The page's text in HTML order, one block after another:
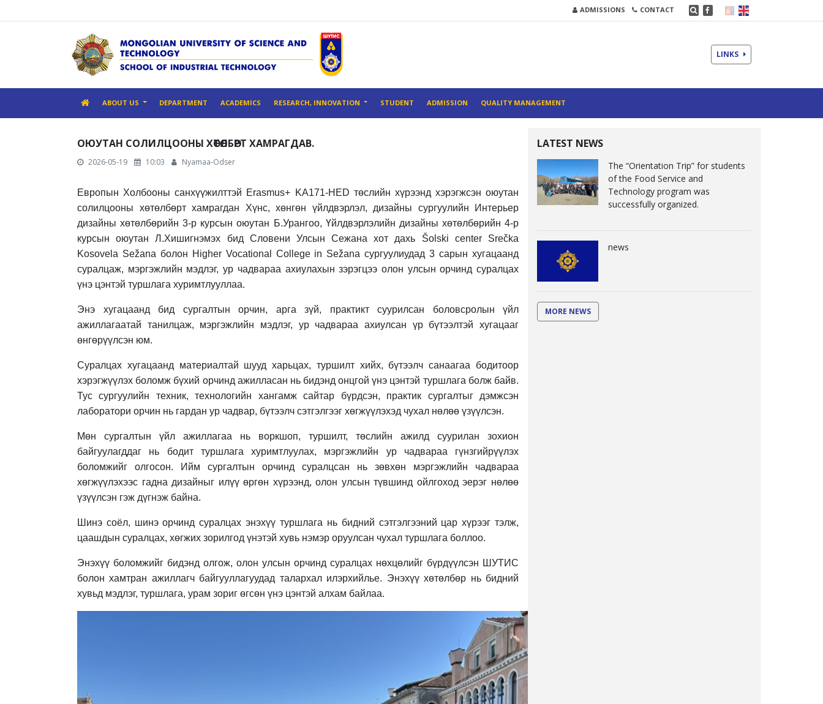
ADMISSIONS CONTACT
LINKS
ABOUT US DEPARTMENT ACADEMICS RESEARCH, INNOVATION STUDENT ADMISSION QUALITY MANAGEMENT
ОЮУТАН СОЛИЛЦООНЫ ХӨТӨЛБӨРТ ХАМРАГДАВ.
2026-05-19 10:03 Nyamaa-Odser
Европын Холбооны санхүүжилттэй Erasmus+ KA171-HED төслийн хүрээнд хэрэгжсэн оюутан
солилцооны хөтөлбөрт хамрагдан Хүнс, хөнгөн үйлдвэрлэл, дизайны сургуулийн Интерьер
дизайны хөтөлбөрийн 3-р курсын оюутан Б.Урангоо, Үйлдвэрлэлийн дизайны хөтөлбөрийн 4-р
курсын оюутан Л.Хишигнэмэх бид Словени Улсын Сежана хот дахь Šolski center Srečka
Kosovela Sežana болон Higher Vocational College in Sežana сургуулиудад 3 сарын хугацаанд
суралцаж, мэргэжлийн мэдлэг, ур чадвараа ахиулахын зэрэгцээ олон улсын орчинд суралцах
үнэ цэнтэй туршлага хуримтлууллаа.
Энэ хугацаанд бид сургалтын орчин, арга зүй, практикт суурилсан боловсролын үйл
ажиллагаатай танилцаж, мэргэжлийн мэдлэг, ур чадвараа ахиулсан үр бүтээлтэй хугацааг
өнгөрүүлсэн юм.
Суралцах хугацаанд материалтай шууд харьцах, туршилт хийх, бүтээлч санаагаа бодитоор
хэрэгжүүлэх боломж бүхий орчинд ажилласан нь бидэнд онцгой үнэ цэнтэй туршлага болж байв.
Тус сургуулийн техник, технологийн хангамж сайтар бүрдсэн, практик сургалтыг дэмжсэн
лаборатори орчин нь гардан ур чадвар, бүтээлч сэтгэлгээг хөгжүүлэхэд чухал нөлөө үзүүлсэн.
Мөн сургалтын үйл ажиллагаа нь воркшоп, туршилт, төслийн ажилд суурилан зохион
байгуулагддаг нь бодит туршлага хуримтлуулах, мэргэжлийн ур чадвараа гүнзгийрүүлэх
боломжийг олгосон. Ийм сургалтын орчинд суралцсан нь зөвхөн мэргэжлийн чадвараа
хөгжүүлэхээс гадна дизайныг илүү өргөн хүрээнд, олон улсын түвшинд ойлгоход эерэг нөлөө
үзүүлсэн гэж дүгнэж байна.
Шинэ соёл, шинэ орчинд суралцах энэхүү туршлага нь бидний сэтгэлгээний цар хүрээг тэлж,
цаашдын суралцах, хөгжих зорилгод үнэтэй хувь нэмэр оруулсан чухал туршлага боллоо.
Энэхүү боломжийг бидэнд олгож, олон улсын орчинд суралцах нөхцөлийг бүрдүүлсэн ШУТИС
болон хамтран ажиллагч байгууллагуудад талархал илэрхийлье. Энэхүү хөтөлбөр нь бидний
хувьд мэдлэг, туршлага, урам зориг өгсөн үнэ цэнтэй алхам байлаа.
LATEST NEWS
The “Orientation Trip” for students
of the Food Service and
Technology program was
successfully organized.
news
MORE NEWS